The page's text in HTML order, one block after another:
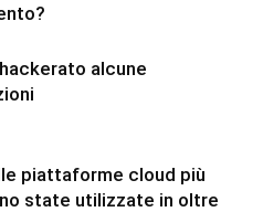
alcune
piattaforme cloud più
state utilizzate in oltre